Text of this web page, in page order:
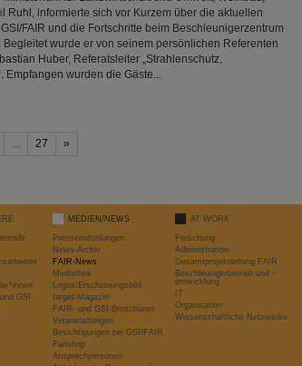
Ruhl, informierte sich vor Kurzem über die aktuellen
FAIR und die Fortschritte beim Beschleunigerzentrum
Begleitet wurde er von seinem persönlichen Referenten
Huber, Referatsleiter „Strahlenschutz,
Empfangen wurden die Gäste...
... 27 »
GSI
MEDIEN/NEWS
Pressemitteilungen
News-Archiv
FAIR-News
Mediathek
Logos/Erscheinungsbild
target-Magazin
FAIR- und GSI-Broschüren
Veranstaltungen
Besichtigungen bei GSI/FAIR
Fanshop
Ansprechpersonen
AT WORK
Forschung
Administration
Gesamtprojektleitung FAIR
Beschleunigerbetrieb und -
entwicklung
IT
Organisation
Wissenschaftliche Netzwerke